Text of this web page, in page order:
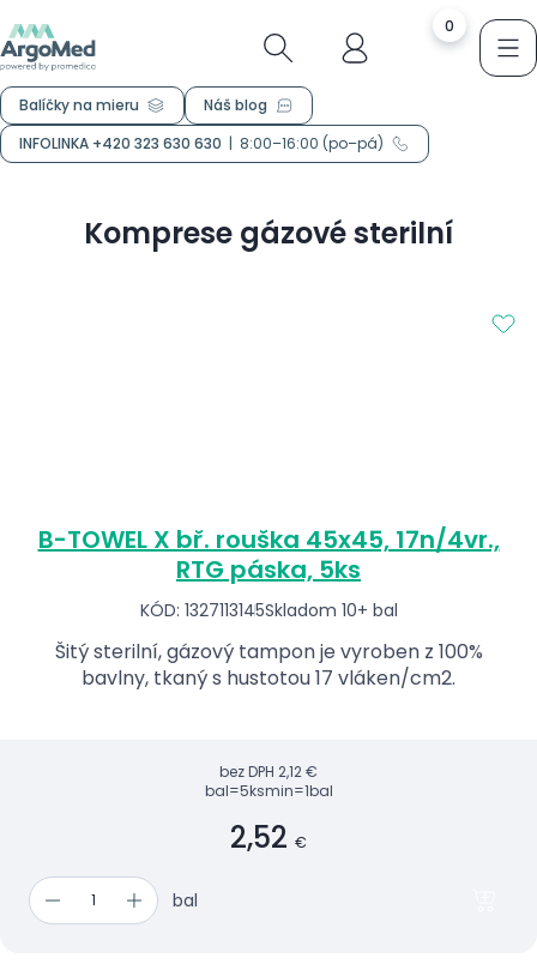
0
Balíčky na mieru
Náš blog
INFOLINKA +420 323 630 630 | 8:00–16:00 (po–pá)
Komprese gázové sterilní
B-TOWEL X bř. rouška 45x45, 17n/4vr.,
RTG páska, 5ks
KÓD: 1327113145Skladom 10+ bal
Šitý sterilní, gázový tampon je vyroben z 100%
bavlny, tkaný s hustotou 17 vláken/cm2.
bez DPH 2,12 €
bal=5ksmin=1bal
2,52 €
bal